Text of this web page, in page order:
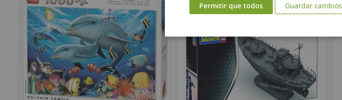
Permitir que todos Guardar cambios